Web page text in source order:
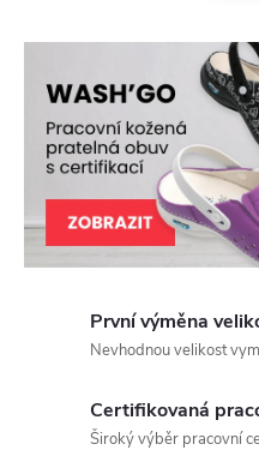
h
Z
První výměna
Nevhodnou velikost
Certifikovaná
Široký výběr pracovní